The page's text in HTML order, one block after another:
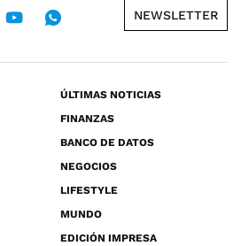
NEWSLETTER
ÚLTIMAS NOTICIAS
FINANZAS
BANCO DE DATOS
NEGOCIOS
LIFESTYLE
MUNDO
EDICIÓN IMPRESA